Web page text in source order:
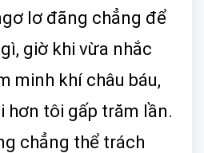
lơ đãng chẳng để
giờ khi vừa nhắc
minh khí châu báu,
hơn tôi gấp trăm lần.
chẳng thể trách